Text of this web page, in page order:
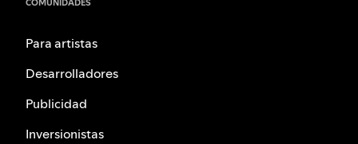
COMUNIDADES
Para artistas
Desarrolladores
Publicidad
Inversionistas